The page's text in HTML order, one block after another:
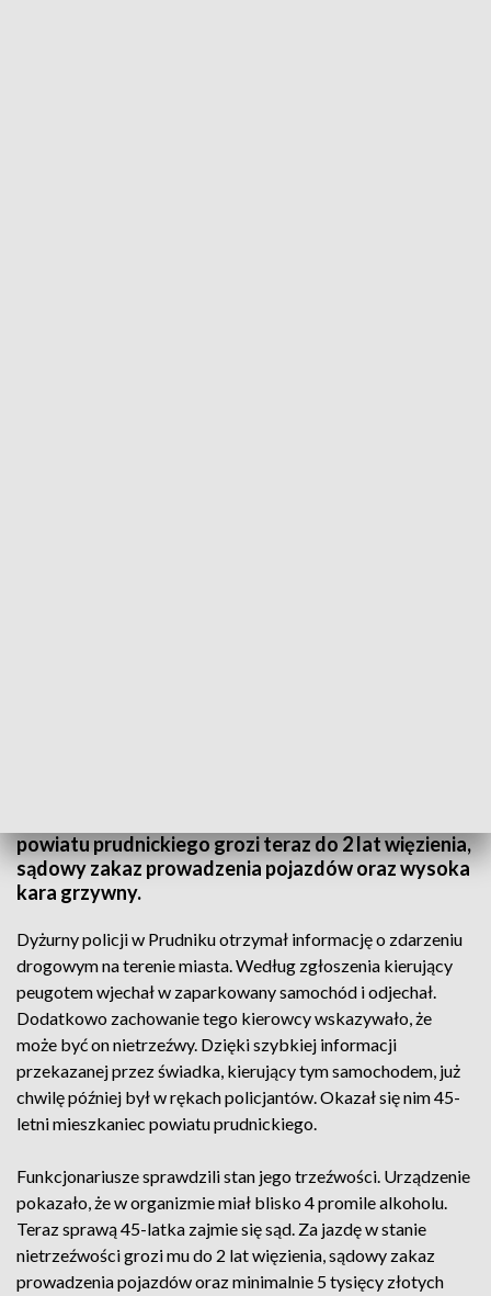
powiatu prudnickiego grozi teraz do 2 lat więzienia,
sądowy zakaz prowadzenia pojazdów oraz wysoka
kara grzywny.
Dyżurny policji w Prudniku otrzymał informację o zdarzeniu
drogowym na terenie miasta. Według zgłoszenia kierujący
peugotem wjechał w zaparkowany samochód i odjechał.
Dodatkowo zachowanie tego kierowcy wskazywało, że
może być on nietrzeźwy. Dzięki szybkiej informacji
przekazanej przez świadka, kierujący tym samochodem, już
chwilę później był w rękach policjantów. Okazał się nim 45-
letni mieszkaniec powiatu prudnickiego.
Funkcjonariusze sprawdzili stan jego trzeźwości. Urządzenie
pokazało, że w organizmie miał blisko 4 promile alkoholu.
Teraz sprawą 45-latka zajmie się sąd. Za jazdę w stanie
nietrzeźwości grozi mu do 2 lat więzienia, sądowy zakaz
prowadzenia pojazdów oraz minimalnie 5 tysięcy złotych